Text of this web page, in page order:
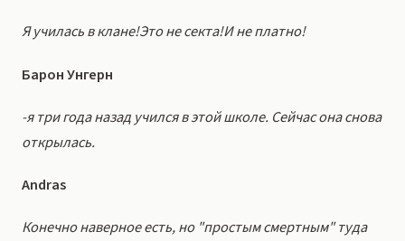
Я училась в клане!Это не секта!И не платно!
Барон Унгерн
-я три года назад учился в этой школе. Сейчас она снова
открылась.
Andras
Конечно наверное есть, но "простым смертным" туда